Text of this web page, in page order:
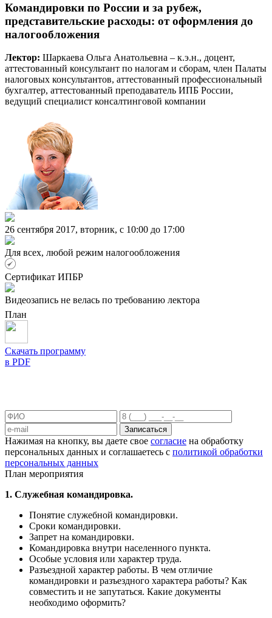
Командировки по России и за рубеж,
представительские расходы: от оформления до
налогообложения
Лектор: Шаркаева Ольга Анатольевна – к.э.н., доцент,
аттестованный консультант по налогам и сборам, член Палаты
налоговых консультантов, аттестованный профессиональный
бухгалтер, аттестованный преподаватель ИПБ России,
ведущий специалист консалтинговой компании
26 сентября 2017, вторник, c 10:00 до 17:00
Для всех, любой режим налогообложения
Сертификат ИПБР
Видеозапись не велась по требованию лектора
План
Скачать программу
в PDF
Записаться
Нажимая на кнопку, вы даете свое согласие на обработку
персональных данных и соглашаетесь с политикой обработки
персональных данных
План мероприятия
1. Служебная командировка.
Понятие служебной командировки.
Сроки командировки.
Запрет на командировки.
Командировка внутри населенного пункта.
Особые условия или характер труда.
Разъездной характер работы. В чем отличие
командировки и разъездного характера работы? Как
совместить и не запутаться. Какие документы
необходимо оформить?